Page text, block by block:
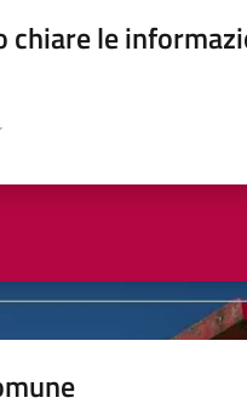
chiare le
pagina